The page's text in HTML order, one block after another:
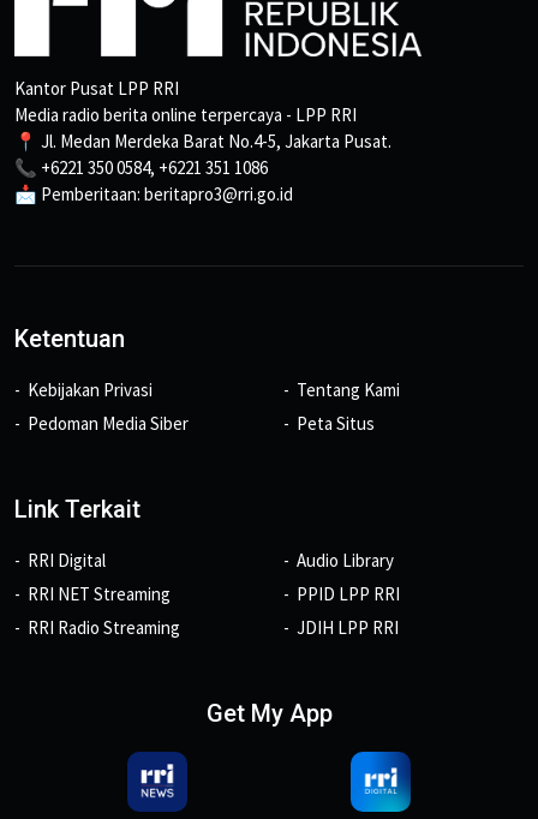
Kantor Pusat LPP RRI
Media radio berita online terpercaya - LPP RRI
📍 Jl. Medan Merdeka Barat No.4-5, Jakarta Pusat.
📞 +6221 350 0584, +6221 351 1086
📩 Pemberitaan: beritapro3@rri.go.id
Ketentuan
Kebijakan Privasi
Pedoman Media Siber
Tentang Kami
Peta Situs
Link Terkait
RRI Digital
RRI NET Streaming
RRI Radio Streaming
Audio Library
PPID LPP RRI
JDIH LPP RRI
Get My App